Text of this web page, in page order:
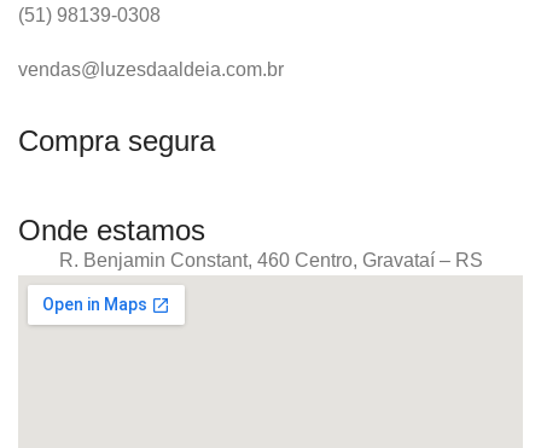
(51) 98139-0308
vendas@luzesdaaldeia.com.br
Compra segura
Onde estamos
R. Benjamin Constant, 460 Centro, Gravataí – RS